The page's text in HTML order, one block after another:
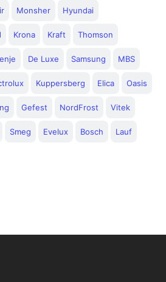
Monsher Hyundai
Krona Kraft Thomson
De Luxe Samsung MBS
Kuppersberg Elica Oasis
Gefest NordFrost Vitek
Smeg Evelux Bosch Lauf